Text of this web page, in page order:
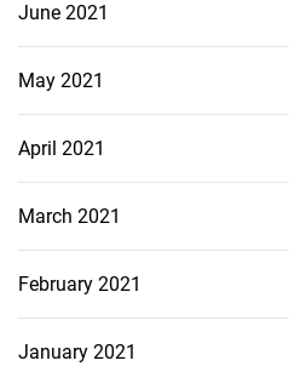
June 2021
May 2021
April 2021
March 2021
February 2021
January 2021